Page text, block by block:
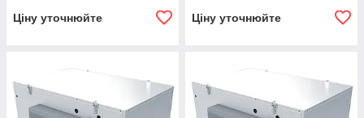
Ціну уточнюйте Ціну уточнюйте